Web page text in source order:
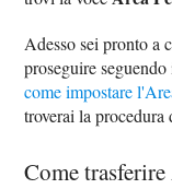
Adesso sei pronto a
proseguire
come impostare
troverai la procedura
Come trasferire